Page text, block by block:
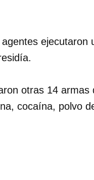
otras 14
cocaína, polvo